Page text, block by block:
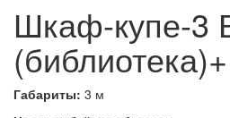
Шкаф-купе-3
Габариты: 3 м